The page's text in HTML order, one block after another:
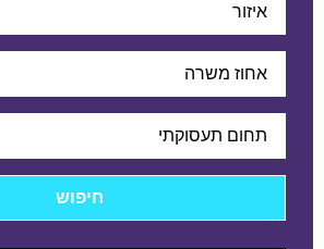
איזור
אחוז משרה
תחום תעסוקתי